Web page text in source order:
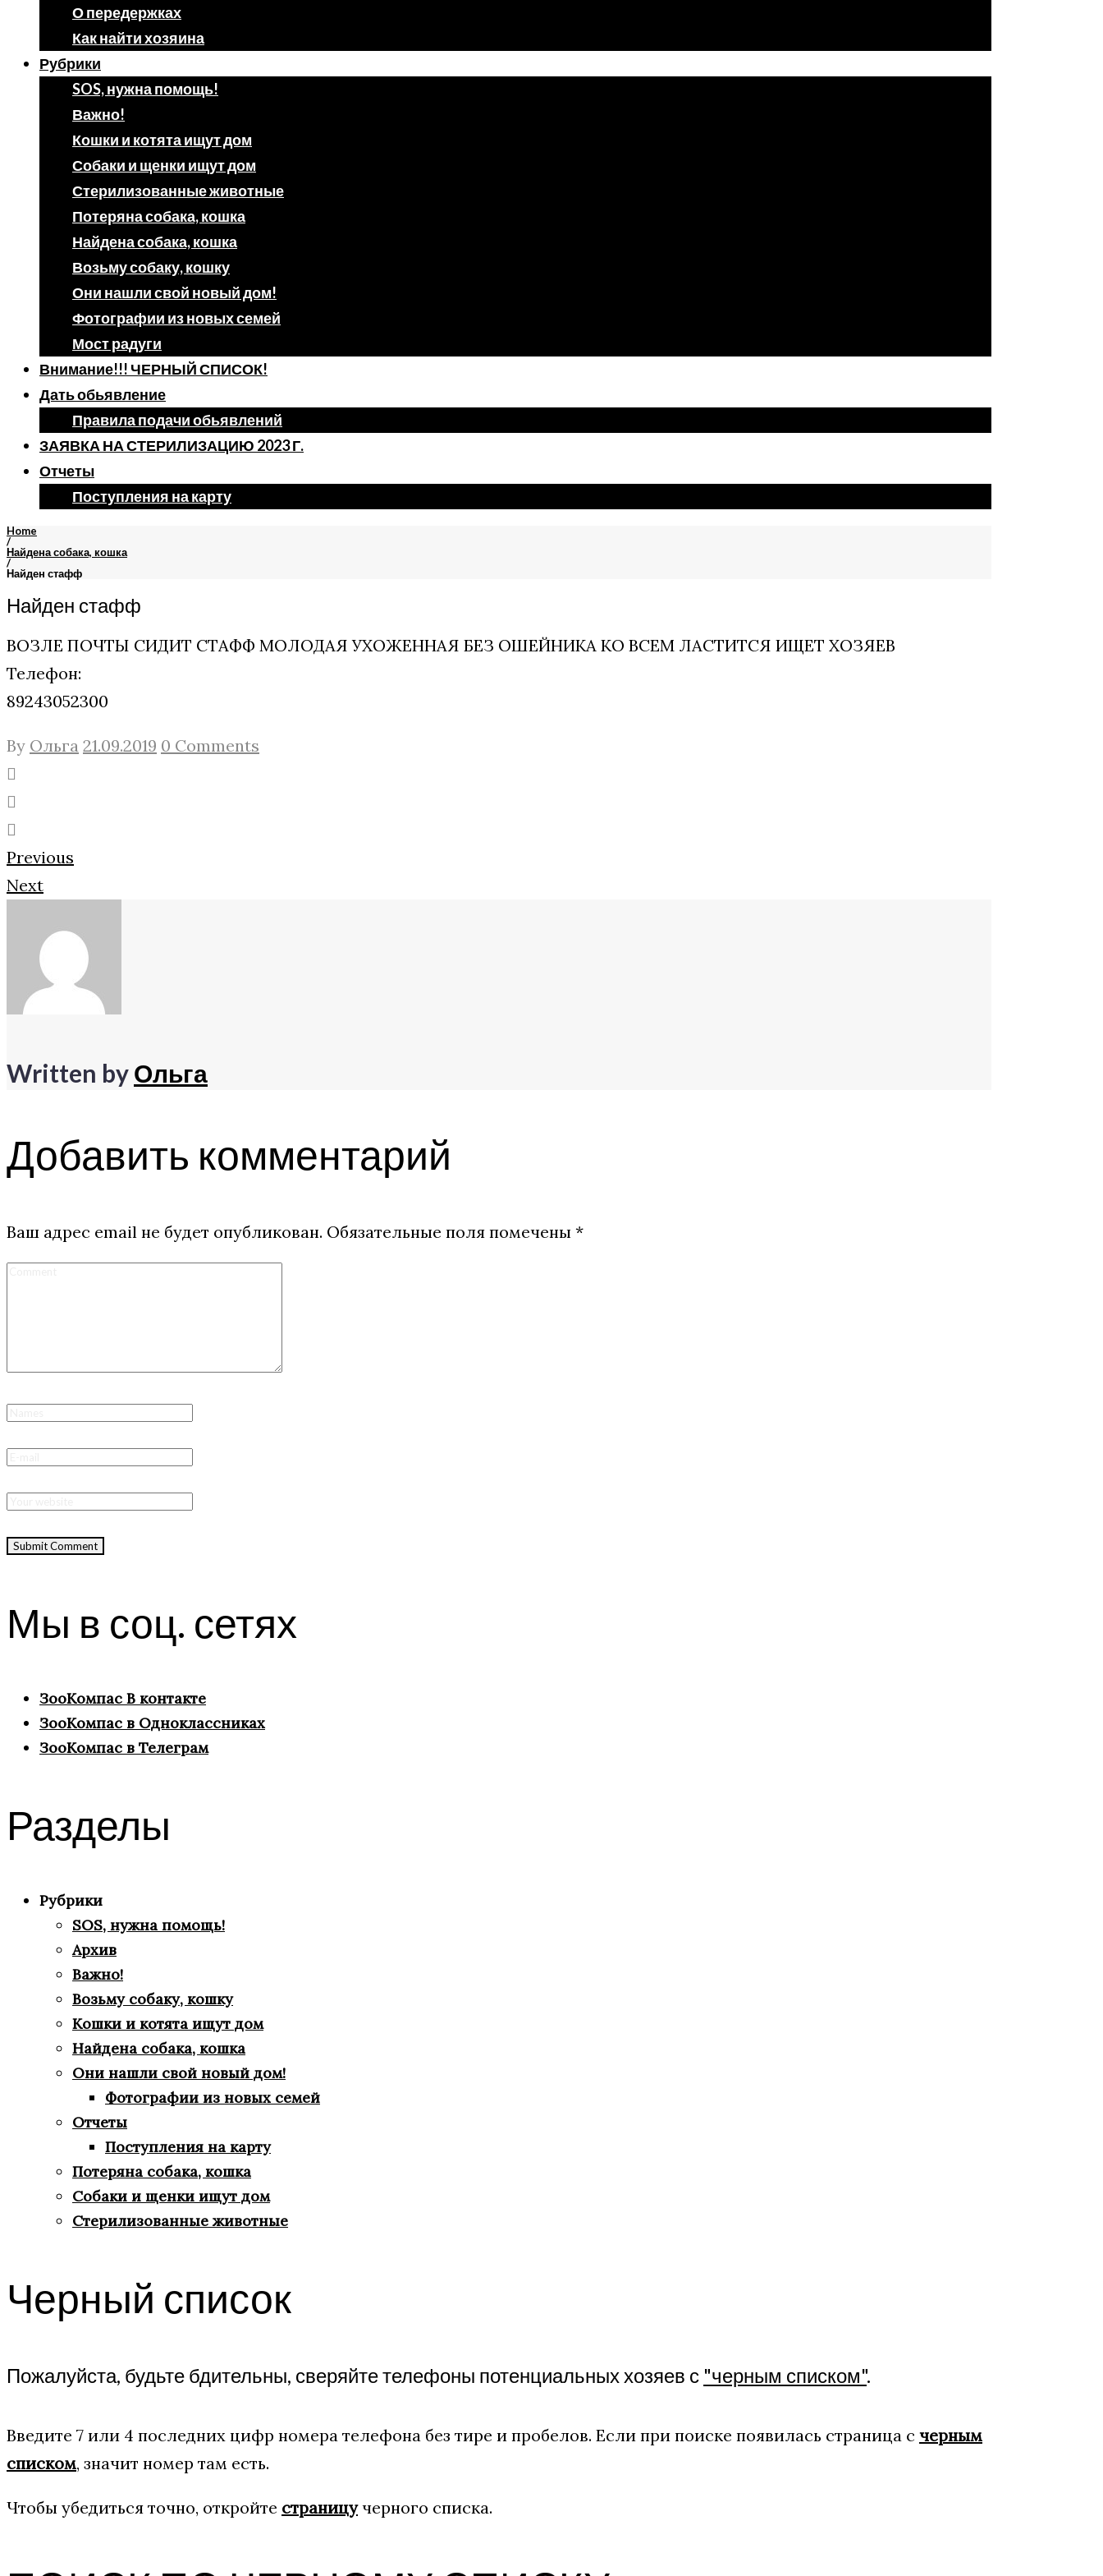
О передержках
Как найти хозяина
Рубрики
SOS, нужна помощь!
Важно!
Кошки и котята ищут дом
Собаки и щенки ищут дом
Стерилизованные животные
Потеряна собака, кошка
Найдена собака, кошка
Возьму собаку, кошку
Они нашли свой новый дом!
Фотографии из новых семей
Мост радуги
Внимание!!! ЧЕРНЫЙ СПИСОК!
Дать обьявление
Правила подачи обьявлений
ЗАЯВКА НА СТЕРИЛИЗАЦИЮ 2023 Г.
Отчеты
Поступления на карту
Home
/
Найдена собака, кошка
/
Найден стафф
Найден стафф
ВОЗЛЕ ПОЧТЫ СИДИТ СТАФФ МОЛОДАЯ УХОЖЕННАЯ БЕЗ ОШЕЙНИКА КО ВСЕМ ЛАСТИТСЯ ИЩЕТ ХОЗЯЕВ
Телефон:
89243052300
By Ольга 21.09.2019 0 Comments
Навигация
по
записям
Previous
Next
Written byОльга
Добавить комментарий
Ваш адрес email не будет опубликован. Обязательные поля помечены *
Мы в соц. сетях
ЗооКомпас В контакте
ЗооКомпас в Одноклассниках
ЗооКомпас в Телеграм
Разделы
Рубрики
SOS, нужна помощь!
Архив
Важно!
Возьму собаку, кошку
Кошки и котята ищут дом
Найдена собака, кошка
Они нашли свой новый дом!
Фотографии из новых семей
Отчеты
Поступления на карту
Потеряна собака, кошка
Собаки и щенки ищут дом
Стерилизованные животные
Черный список
Пожалуйста, будьте бдительны, сверяйте телефоны потенциальных хозяев с "черным списком".
Введите 7 или 4 последних цифр номера телефона без тире и пробелов. Если при поиске появилась страница с черным
списком, значит номер там есть.
Чтобы убедиться точно, откройте страницучерного списка.